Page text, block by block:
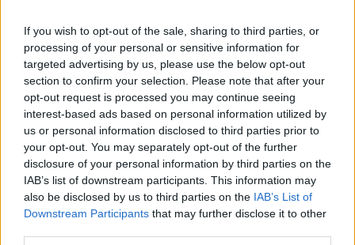
If you wish to opt-out of the sale, sharing to third parties, or
processing of your personal or sensitive information for
targeted advertising by us, please use the below opt-out
section to confirm your selection. Please note that after your
opt-out request is processed you may continue seeing
interest-based ads based on personal information utilized by
us or personal information disclosed to third parties prior to
your opt-out. You may separately opt-out of the further
disclosure of your personal information by third parties on the
IAB’s list of downstream participants. This information may
also be disclosed by us to third parties on the IAB’s List of
Downstream Participants that may further disclose it to other
Se vuoi leggere le notizie principali della Toscana iscriviti alla
Newsletter QUInews - ToscanaMedia.Arriva gratis tutti i giorni
alle 20:00 direttamente nella tua casella di posta.
Basta cliccareQUI
Ti potrebbe interessare anche:
Articoli dal Blog “Pensieri della domenica” di Libero Venturi
​Agorà reloaded
Ultimo
​L’urlo e gli inglesi
Carrà
Può darsi